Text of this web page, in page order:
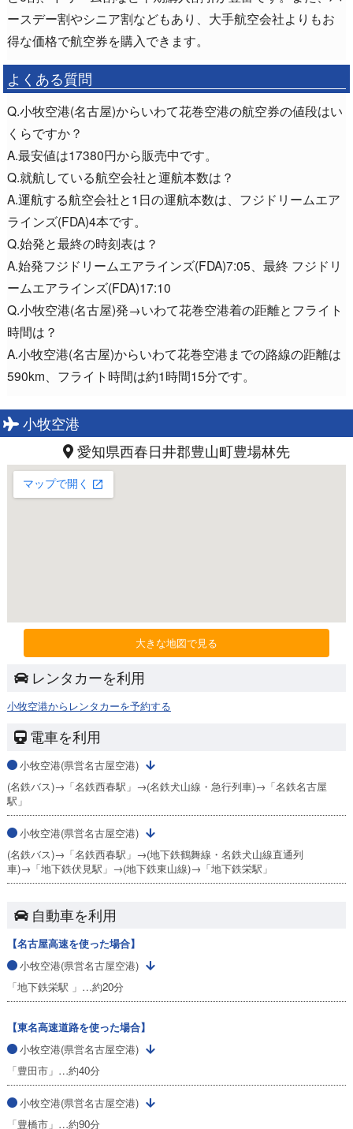
ースデー割やシニア割などもあり、大手航空会社よりもお
得な価格で航空券を購入できます。
よくある質問
Q.小牧空港(名古屋)からいわて花巻空港の航空券の値段はい
くらですか？
A.最安値は17380円から販売中です。
Q.就航している航空会社と運航本数は？
A.運航する航空会社と1日の運航本数は、フジドリームエア
ラインズ(FDA)4本です。
Q.始発と最終の時刻表は？
A.始発フジドリームエアラインズ(FDA)7:05、最終 フジドリ
ームエアラインズ(FDA)17:10
Q.小牧空港(名古屋)発→いわて花巻空港着の距離とフライト
時間は？
A.小牧空港(名古屋)からいわて花巻空港までの路線の距離は
590km、フライト時間は約1時間15分です。
小牧空港
愛知県西春日井郡豊山町豊場林先
大きな地図で見る
レンタカーを利用
小牧空港からレンタカーを予約する
電車を利用
小牧空港(県営名古屋空港)
(名鉄バス)→「名鉄西春駅」→(名鉄犬山線・急行列車)→「名鉄名古屋
駅」
小牧空港(県営名古屋空港)
(名鉄バス)→「名鉄西春駅」→(地下鉄鶴舞線・名鉄犬山線直通列
車)→「地下鉄伏見駅」→(地下鉄東山線)→「地下鉄栄駅」
自動車を利用
【名古屋高速を使った場合】
小牧空港(県営名古屋空港)
「地下鉄栄駅 」…約20分
【東名高速道路を使った場合】
小牧空港(県営名古屋空港)
「豊田市」…約40分
小牧空港(県営名古屋空港)
「豊橋市」…約90分